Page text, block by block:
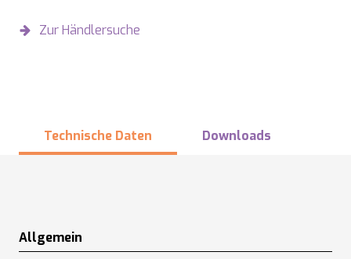
Zur Händlersuche
Technische Daten Downloads
Allgemein